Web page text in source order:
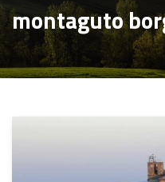
montaguto